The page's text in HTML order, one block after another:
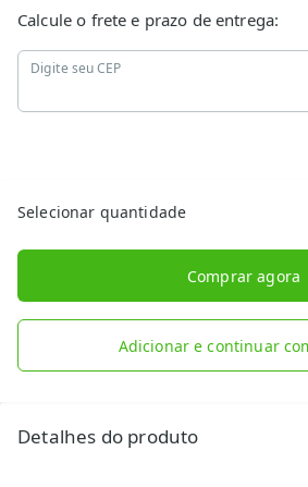
Calcule o frete e prazo de entrega:
Digite seu CEP
Selecionar quantidade
Comprar agora
Adicionar e continuar
Detalhes do produto